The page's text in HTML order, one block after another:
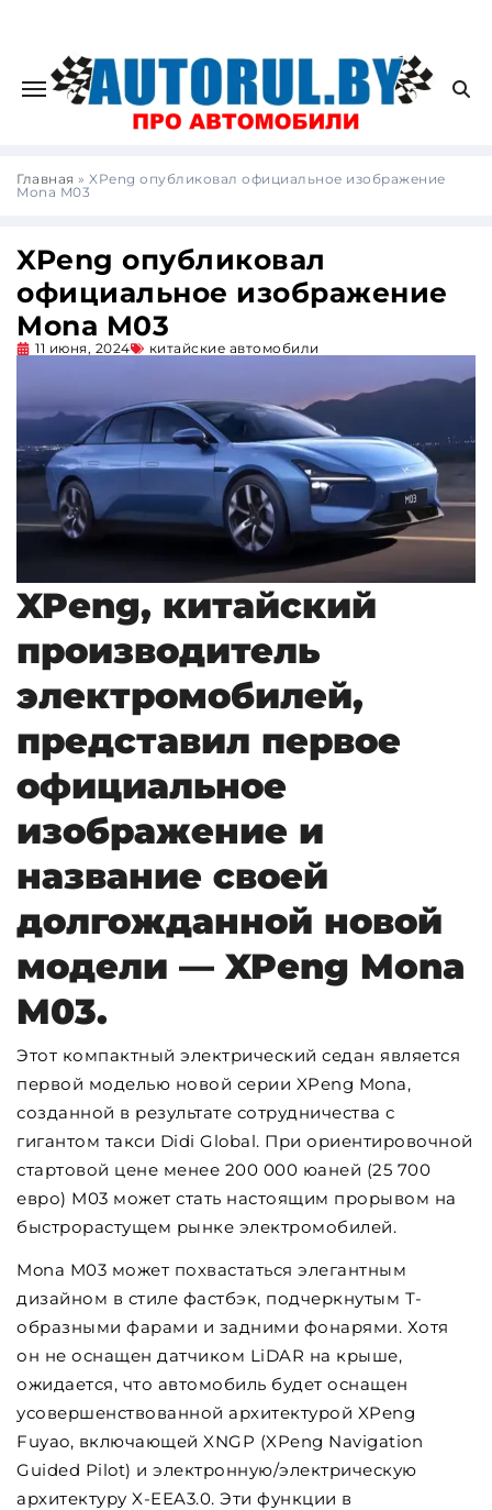
Главная » XPeng опубликовал официальное изображение
Mona M03
XPeng опубликовал
официальное изображение
Mona M03
11 июня, 2024 китайские автомобили
XPeng, китайский
производитель
электромобилей,
представил первое
официальное
изображение и
название своей
долгожданной новой
модели — XPeng Mona
M03.
Этот компактный электрический седан является
первой моделью новой серии XPeng Mona,
созданной в результате сотрудничества с
гигантом такси Didi Global. При ориентировочной
стартовой цене менее 200 000 юаней (25 700
евро) M03 может стать настоящим прорывом на
быстрорастущем рынке электромобилей.
Mona M03 может похвастаться элегантным
дизайном в стиле фастбэк, подчеркнутым Т-
образными фарами и задними фонарями. Хотя
он не оснащен датчиком LiDAR на крыше,
ожидается, что автомобиль будет оснащен
усовершенствованной архитектурой XPeng
Fuyao, включающей XNGP (XPeng Navigation
Guided Pilot) и электронную/электрическую
архитектуру X-EEA3.0. Эти функции в